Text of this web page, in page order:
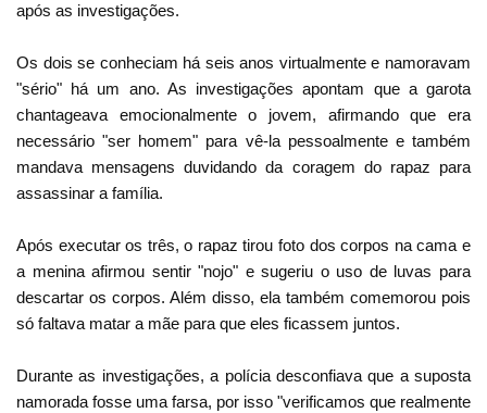
após as investigações.
Os dois se conheciam há seis anos virtualmente e namoravam
"sério" há um ano. As investigações apontam que a garota
chantageava emocionalmente o jovem, afirmando que era
necessário "ser homem" para vê-la pessoalmente e também
mandava mensagens duvidando da coragem do rapaz para
assassinar a família.
Após executar os três, o rapaz tirou foto dos corpos na cama e
a menina afirmou sentir "nojo" e sugeriu o uso de luvas para
descartar os corpos. Além disso, ela também comemorou pois
só faltava matar a mãe para que eles ficassem juntos.
Durante as investigações, a polícia desconfiava que a suposta
namorada fosse uma farsa, por isso "verificamos que realmente